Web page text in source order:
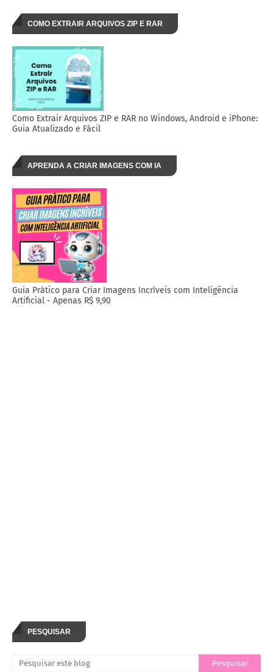
COMO EXTRAIR ARQUIVOS ZIP E RAR
Como Extrair Arquivos ZIP e RAR no Windows, Android e iPhone:
Guia Atualizado e Fácil
APRENDA A CRIAR IMAGENS COM IA
Guia Prático para Criar Imagens Incríveis com Inteligência
Artificial - Apenas R$ 9,90
PESQUISAR